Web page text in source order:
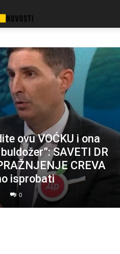
ovu VOĆKU i ona
SAVETI DR
CREVA
isprobati
0